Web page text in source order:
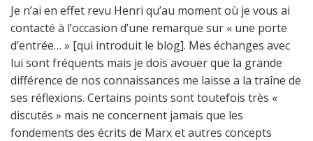
Je n’ai en effet revu Henri qu’au moment où je vous ai
contacté à l’occasion d’une remarque sur « une porte
d’entrée… » [qui introduit le blog]. Mes échanges avec
lui sont fréquents mais je dois avouer que la grande
différence de nos connaissances me laisse a la traîne de
ses réflexions. Certains points sont toutefois très «
discutés » mais ne concernent jamais que les
fondements des écrits de Marx et autres concepts